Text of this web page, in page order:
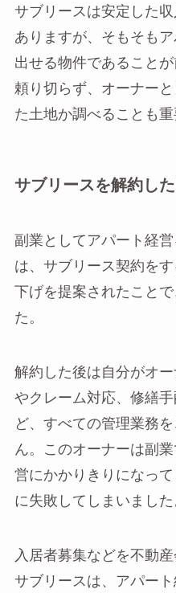
サブリースは安定した
ありますが、そもそも
出せる物件であること
頼り切らず、オーナー
た土地か調べることも重
サブリースを解約し
副業としてアパート経
は、サブリース契約を
下げを提案されたこと
た。
解約した後は自分がオ
やクレーム対応、修繕
ど、すべての管理業務
ん。このオーナーは副
営にかかりきりになっ
に失敗してしまいました
入居者募集などを不動
サブリースは、アパー